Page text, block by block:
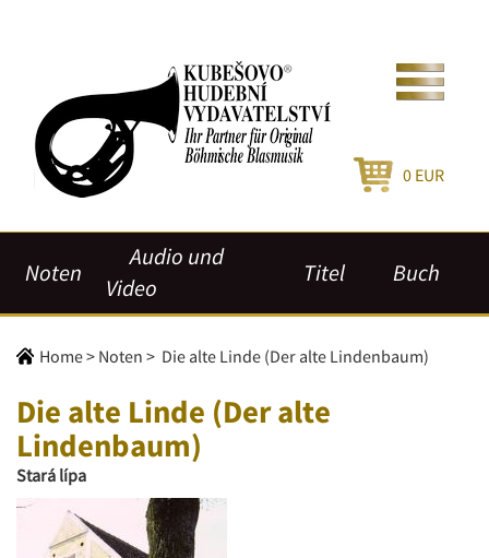
0 EUR
Noten
Audio und
Video
Titel Buch
Home> Noten > Die alte Linde (Der alte Lindenbaum)
Die alte Linde (Der alte
Lindenbaum)
Stará lípa